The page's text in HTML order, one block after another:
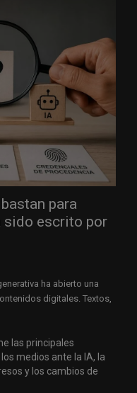
para
sido escrito por
ha abierto una
digitales. Textos,
las principales
medios ante la IA, la
y los cambios de